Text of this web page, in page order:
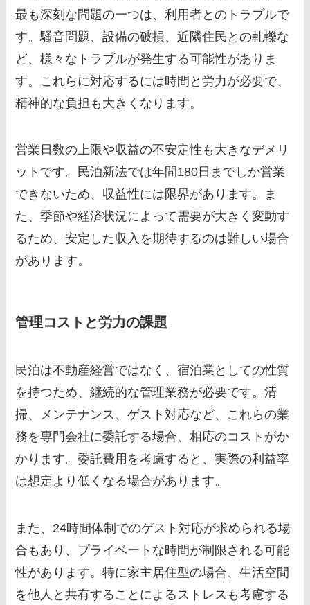
最も深刻な問題の一つは、利用者とのトラブルで
す。騒音問題、設備の破損、近隣住民との軋轢な
ど、様々なトラブルが発生する可能性がありま
す。これらに対応するには時間と労力が必要で、
精神的な負担も大きくなります。
営業日数の上限や収益の不安定性も大きなデメリ
ットです。民泊新法では年間180日までしか営業
できないため、収益性には限界があります。ま
た、季節や経済状況によって需要が大きく変動す
るため、安定した収入を期待するのは難しい場合
があります。
管理コストと労力の課題
民泊は不動産経営ではなく、宿泊業としての性質
を持つため、継続的な管理業務が必要です。清
掃、メンテナンス、ゲスト対応など、これらの業
務を専門会社に委託する場合、相応のコストがか
かります。委託費用を考慮すると、実際の利益率
は想定より低くなる場合があります。
また、24時間体制でのゲスト対応が求められる場
合もあり、プライベートな時間が制限される可能
性があります。特に家主居住型の場合、生活空間
を他人と共有することによるストレスも考慮する